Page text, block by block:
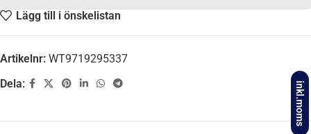
inkl.moms
Lägg till i önskelistan
Artikelnr: WT9719295337
Dela:
Beskrivning